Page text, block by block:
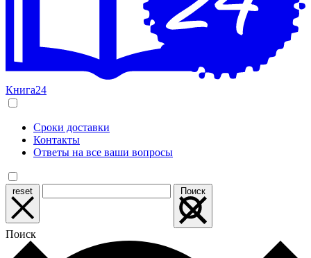
Книга24
Сроки доставки
Контакты
Ответы на все ваши вопросы
reset Поиск
Поиск